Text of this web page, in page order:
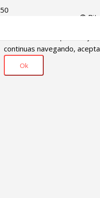
©
continuas navegando,
Ok